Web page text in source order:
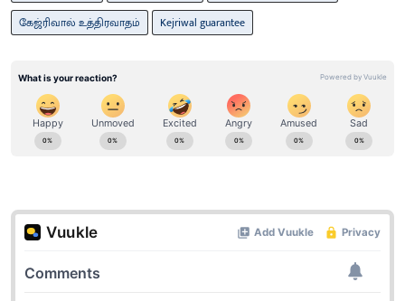
கேஜ்ரிவால் உத்திரவாதம்
Kejriwal guarantee